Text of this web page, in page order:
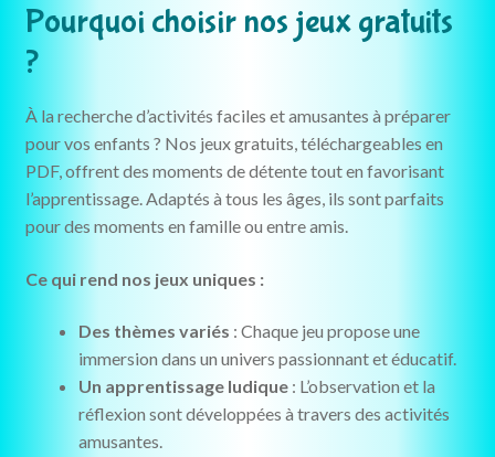
Pourquoi choisir nos jeux gratuits
?
À la recherche d’activités faciles et amusantes à préparer
pour vos enfants ? Nos jeux gratuits, téléchargeables en
PDF, offrent des moments de détente tout en favorisant
l’apprentissage. Adaptés à tous les âges, ils sont parfaits
pour des moments en famille ou entre amis.
Ce qui rend nos jeux uniques :
Des thèmes variés : Chaque jeu propose une
immersion dans un univers passionnant et éducatif.
Un apprentissage ludique: L’observation et la
réflexion sont développées à travers des activités
amusantes.